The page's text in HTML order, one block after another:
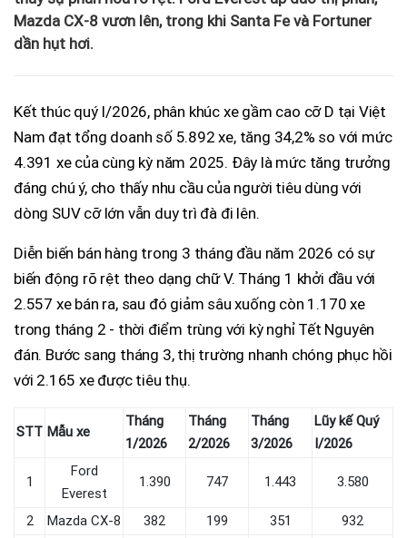
Mazda CX-8 vươn lên, trong khi Santa Fe và Fortuner
dần hụt hơi.
Kết thúc quý I/2026, phân khúc xe gầm cao cỡ D tại Việt
Nam đạt tổng doanh số 5.892 xe, tăng 34,2% so với mức
4.391 xe của cùng kỳ năm 2025. Đây là mức tăng trưởng
đáng chú ý, cho thấy nhu cầu của người tiêu dùng với
dòng SUV cỡ lớn vẫn duy trì đà đi lên.
Diễn biến bán hàng trong 3 tháng đầu năm 2026 có sự
biến động rõ rệt theo dạng chữ V. Tháng 1 khởi đầu với
2.557 xe bán ra, sau đó giảm sâu xuống còn 1.170 xe
trong tháng 2 - thời điểm trùng với kỳ nghỉ Tết Nguyên
đán. Bước sang tháng 3, thị trường nhanh chóng phục hồi
với 2.165 xe được tiêu thụ.
STT Mẫu xe
Tháng
1/2026
Tháng
2/2026
Tháng
3/2026
Lũy kế Quý
I/2026
1
Ford
Everest
1.390 747 1.443 3.580
2 Mazda CX-8 382 199 351 932